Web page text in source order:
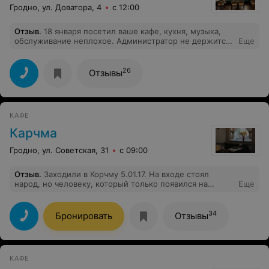
Гродно, ул. Доватора, 4 с 12:00
Отзыв. 18 января посетил ваше кафе, кухня, музыка,
обслуживание неплохое. Администратор не держится
алкоголю не должны работать в таких заведениях.
Еще
Отзывы26
КАФЕ
Карчма
Гродно, ул. Советская, 31 с 09:00
Отзыв. Заходили в Корчму 5.01.17. На входе стоял
народ, но человеку, который только появился на
ли это очередь в туалет, так как имеется какая-то
дверь рядом с выходом, то ли это очередь,
ожидающая приглашения к освободившемуся столику.
Соответственно, мы прошли минуя людей. Был
свободный столик, к которому мы и направились.
лица подбежал администратор. Молодой человек явно
Еще
Бронировать Отзывы34
КАФЕ